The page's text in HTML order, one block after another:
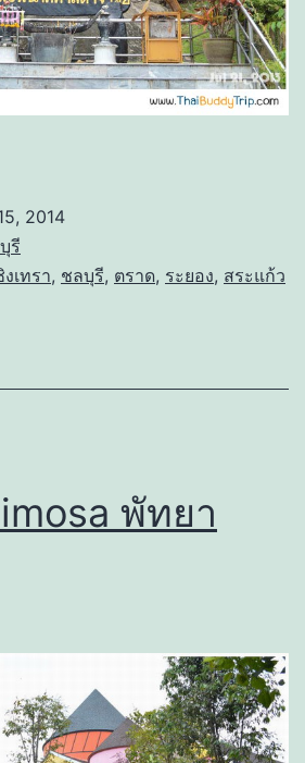
2014
รี
เทรา, ชลบุรี, ตราด, ระยอง, สระแก้ว
พัทยา